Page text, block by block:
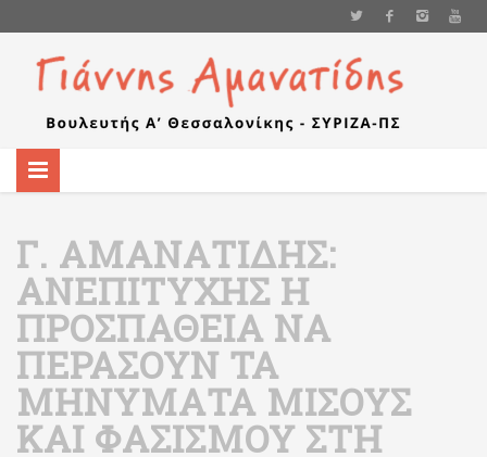
Γ. ΑΜΑΝΑΤΊΔΗΣ:
ΑΝΕΠΙΤΥΧΉΣ Η
ΠΡΟΣΠΆΘΕΙΑ ΝΑ
ΠΕΡΆΣΟΥΝ ΤΑ
ΜΗΝΎΜΑΤΑ ΜΊΣΟΥΣ
ΚΑΙ ΦΑΣΙΣΜΟΎ ΣΤΗ